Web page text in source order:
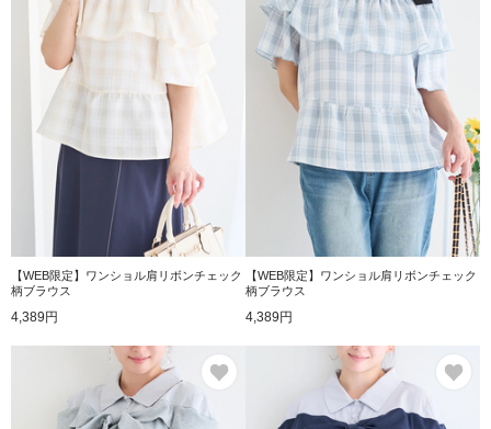
【WEB限定】ワンショル肩リボンチェック
柄ブラウス
4,389円
【WEB限定】ワンショル肩リボンチェック
柄ブラウス
4,389円